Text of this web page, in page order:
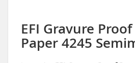
EFI Gravure Proof
Paper 4245